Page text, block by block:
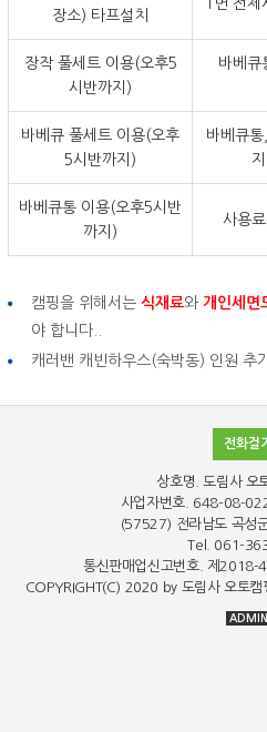
장소) 타프설치
1면 전체
장작 풀세트 이용(오후5
시반까지)
바베큐
바베큐 풀세트 이용(오후
5시반까지)
바베큐
바베큐통 이용(오후5시반
까지)
사용
캠핑을 위해서는 식재료와 개인세면
야 합니다..
캐러밴 캐빈하우스(숙박동) 인원 추
전화걸기
상호명. 도림사 오
사업자번호. 648-08-
(57527) 전라남도 곡성
Tel. 061-
통신판매업신고번호. 제
COPYRIGHT(C) 2020 by 도림사 오토캠
ADMIN